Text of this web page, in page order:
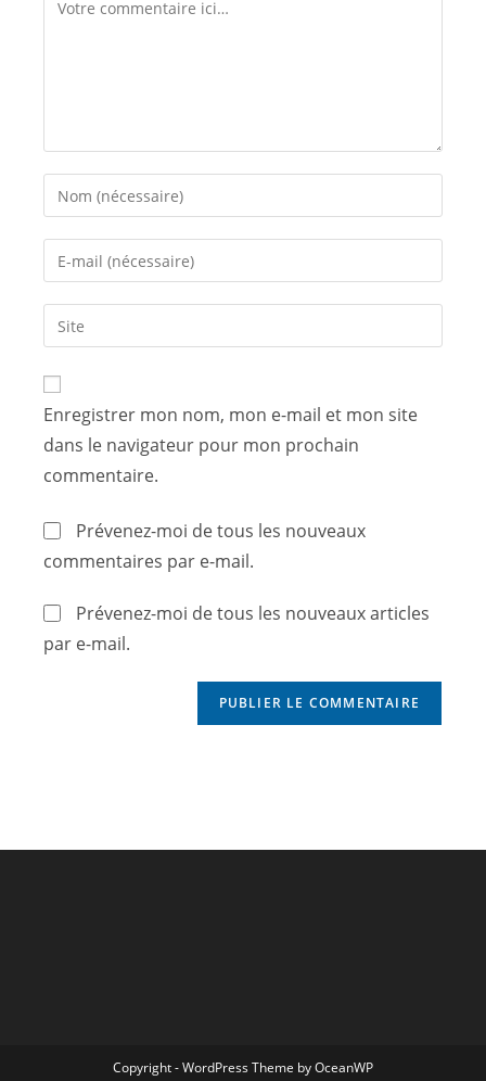
Enregistrer mon nom, mon e-mail et mon site
dans le navigateur pour mon prochain
commentaire.
Prévenez-moi de tous les nouveaux
commentaires par e-mail.
Prévenez-moi de tous les nouveaux articles
par e-mail.
Copyright - WordPress Theme by OceanWP